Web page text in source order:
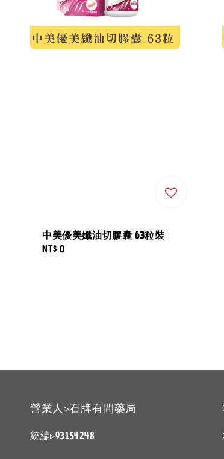
中美優美孅油切膠囊 63粒裝
Regular
NT$ 0
營業人▹石牌有間藥局
統編▹93154248